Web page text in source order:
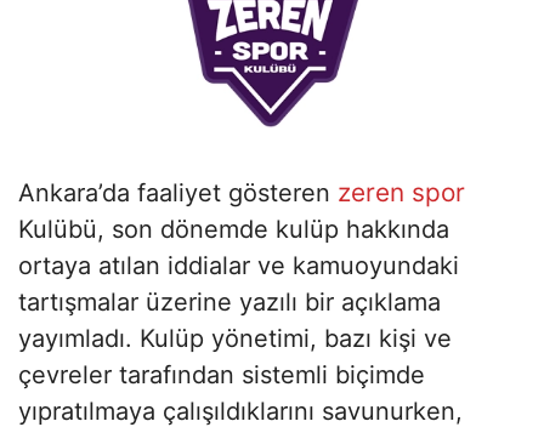
Ankara’da faaliyet gösteren zeren spor
Kulübü, son dönemde kulüp hakkında
ortaya atılan iddialar ve kamuoyundaki
tartışmalar üzerine yazılı bir açıklama
yayımladı. Kulüp yönetimi, bazı kişi ve
çevreler tarafından sistemli biçimde
yıpratılmaya çalışıldıklarını savunurken,